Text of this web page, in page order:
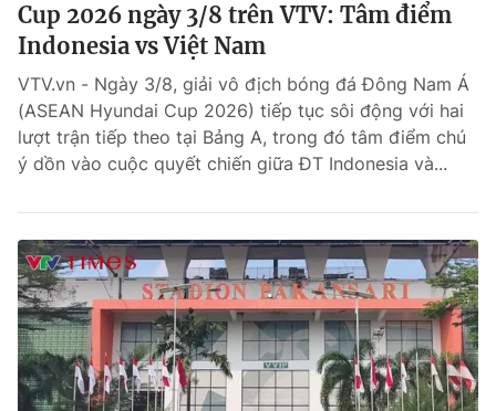
Cup 2026 ngày 3/8 trên VTV: Tâm điểm
Indonesia vs Việt Nam
VTV.vn - Ngày 3/8, giải vô địch bóng đá Đông Nam Á
(ASEAN Hyundai Cup 2026) tiếp tục sôi động với hai
lượt trận tiếp theo tại Bảng A, trong đó tâm điểm chú
ý dồn vào cuộc quyết chiến giữa ĐT Indonesia và...